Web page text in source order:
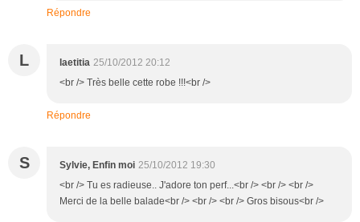
Répondre
L laetitia 25/10/2012 20:12
<br /> Très belle cette robe !!!<br />
Répondre
S Sylvie, Enfin moi 25/10/2012 19:30
<br /> Tu es radieuse.. J'adore ton perf...<br /> <br /> <br />
Merci de la belle balade<br /> <br /> <br /> Gros bisous<br />